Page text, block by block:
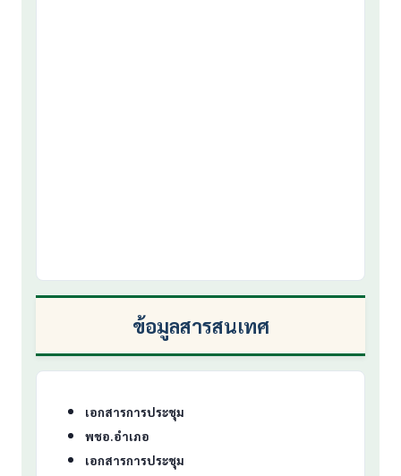
ข้อมูลสารสนเทศ
เอกสารการประชุม
พชอ.อำเภอ
เอกสารการประชุม